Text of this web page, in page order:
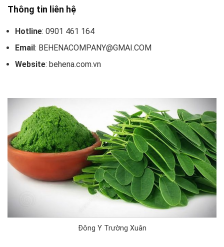
Thông tin liên hệ
Hotline: 0901 461 164
Email : BEHENACOMPANY@GMAI.COM
Website: behena.com.vn
Đông Y Trường Xuân